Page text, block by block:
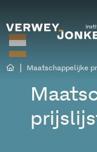
Maatschappelijke